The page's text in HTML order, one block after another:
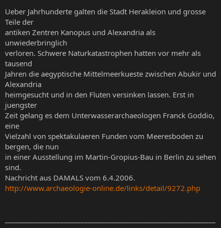
Ueber Jahrhunderte galten die Stadt Herakleion und grosse
Teile der
antiken Zentren Kanopus und Alexandria als
unwiederbringlich
verloren. Schwere Naturkatastrophen hatten vor mehr als
tausend
Jahren die aegyptische Mittelmeerkueste zwischen Abukir und
Alexandria
heimgesucht und in den Fluten versinken lassen. Erst in
juengster
Zeit gelang es dem Unterwasserarchaeologen Franck Goddio,
eine
Vielzahl von spektakulaeren Funden vom Meeresboden zu
bergen, die nun
in einer Ausstellung im Martin-Gropius-Bau in Berlin zu sehen
sind.
Nachricht aus DAMALS vom 6.4.2006.
http://www.archaeologie-online.de/links/detail/9272.php